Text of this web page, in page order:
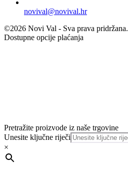
novival@novival.hr
©2026 Novi Val - Sva prava pridržana.
Dostupne opcije plaćanja
Pretražite proizvode iz naše trgovine
Unesite ključne riječi
×